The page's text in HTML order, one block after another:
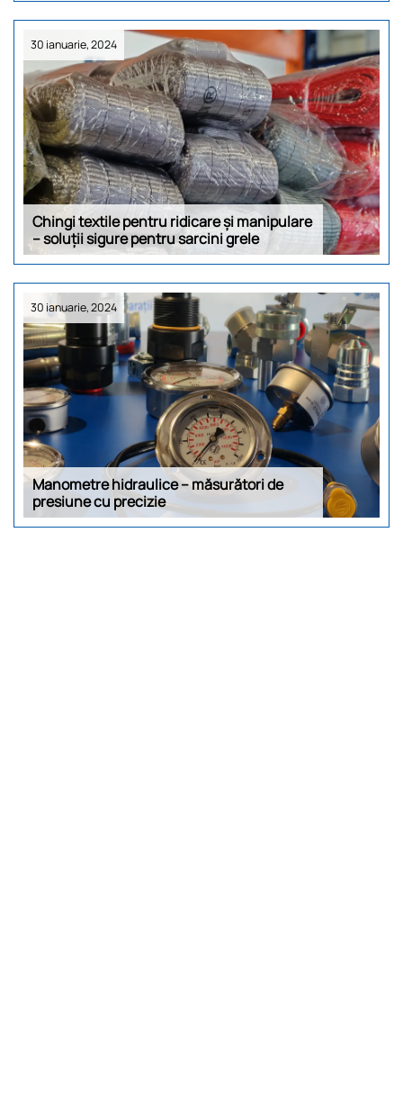
30 ianuarie, 2024
Chingi textile pentru ridicare și manipulare
– soluții sigure pentru sarcini grele
30 ianuarie, 2024
Manometre hidraulice – măsurători de
presiune cu precizie